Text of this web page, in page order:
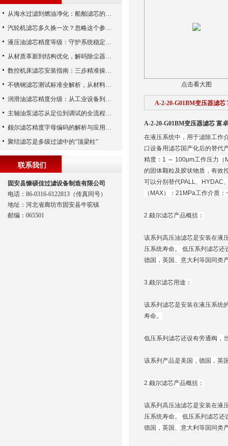
点击看大图
A-2-20-G01BM变压器滤芯
A-2-20-G01BM变压器滤芯 富
在液压系统中，用于滤除工作
口设备用滤芯国产化后的替代
精度：1 ～ 100μm工作压力（
的固体颗粒及胶状物质，有效
可以分别替代PALL、HYDAC
（MAX）：21MPa工作介质
2.颇尔滤芯产品概括：
该系列高压油滤芯是安装在液
压系统寿命。 低压系列滤芯
德国，英国、意大利等国同类
3.颇尔滤芯用途：
该系列滤芯是安装在液压系统
寿命。
低压系列滤芯还设有旁通阀，
该系列产品是美国，德国，英
2.颇尔滤芯产品概括：
该系列高压油滤芯是安装在液
压系统寿命。 低压系列滤芯
德国，英国、意大利等国同类
从海水过滤到燃油净化：船舶滤芯的多场景应用解析
汽轮机滤芯多久换一次？忽略这个参数，机组非停损失可能上百万！
液压油滤芯精度等级：守护系统稳定与寿命的“微米标尺”
从材质革新到结构优化，解码除尘器滤芯性能跃升的核心逻辑
数控机床滤芯安装指南：三步精准操作，杜绝设备“亚健康”
不锈钢滤芯测试标准全解析，从材料性能到应用场景的严苛验证
润滑油滤芯精度分级：从工业设备到精密系统的过滤密码
主轴油泵滤芯从定位到调试的全流程解析
颇尔滤芯精度字母编码的解析与应用指南
聚结滤芯是多级过滤中的“顶梁柱”
联系我们
固安县慷硕佳过滤设备制造有限公司
电话：86-0316-6122813（传真同号）
地址：河北省廊坊市固安县牛驼镇
邮编：065501